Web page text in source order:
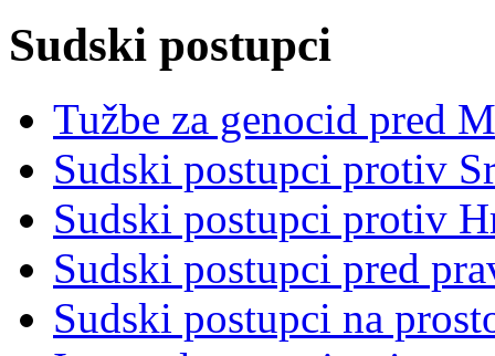
Sudski postupci
Tužbe za genocid pred
Sudski postupci protiv
Sudski postupci protiv
Sudski postupci pred
Sudski postupci na